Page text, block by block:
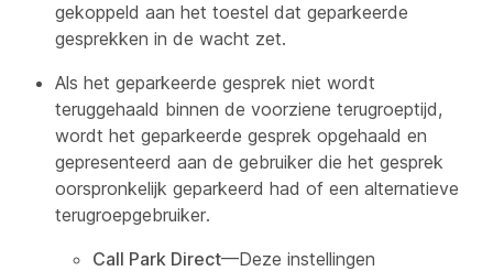
gekoppeld aan het toestel dat geparkeerde
gesprekken in de wacht zet.
Als het geparkeerde gesprek niet wordt
teruggehaald binnen de voorziene terugroeptijd,
wordt het geparkeerde gesprek opgehaald en
gepresenteerd aan de gebruiker die het gesprek
oorspronkelijk geparkeerd had of een alternatieve
terugroepgebruiker.
Call Park Direct—Deze instellingen